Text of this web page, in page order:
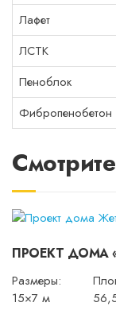
Лафет
ЛСТК
Пеноблок
Фибропенобетон
ПРОЕКТ ДОМА
Размеры:
15×7 м